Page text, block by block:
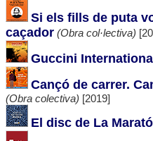
Si els fills de puta
caçador (Obra col·lectiva)
Guccini International
Cançó de carrer.
(Obra colectiva) [2019]
El disc de La